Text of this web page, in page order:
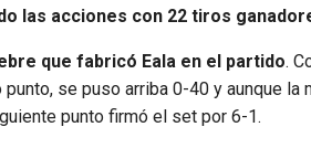
las acciones con 22 tiros
que fabricó Eala en el partido.
se puso arriba 0-40 y aunque
punto firmó el set por 6-1.